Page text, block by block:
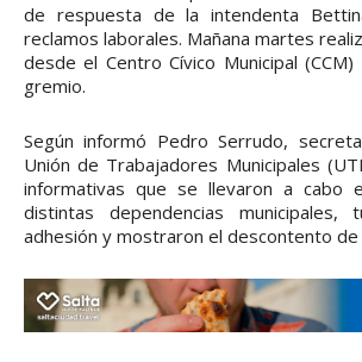
de respuesta de la intendenta
reclamos laborales. Mañana martes
desde el Centro Cívico Municipal
gremio.
Según informó Pedro Serrudo,
Unión de Trabajadores Municipales
informativas que se llevaron a cabo
distintas dependencias municipales,
adhesión y mostraron el descontento